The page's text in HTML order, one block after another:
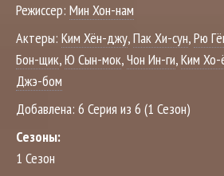
Режиссер: Мин Хон-нам
Актеры: Ким Хён-джу,Пак Хи-сун,Рю
Бон-щик,Ю Сын-мок,Чон Ин-ги,Ким Хо-
Джэ-бом
Добавлена: 6 Серия из 6 (1 Сезон)
Сезоны:
1 Сезон